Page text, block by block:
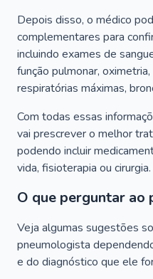
Depois disso, o médico
complementares para
incluindo exames de
função pulmonar,
respiratórias máximas,
Com todas essas
vai prescrever o melhor
podendo incluir
vida, fisioterapia ou cirurgia.
O que perguntar ao
Veja algumas sugestões
pneumologista
e do diagnóstico que ele